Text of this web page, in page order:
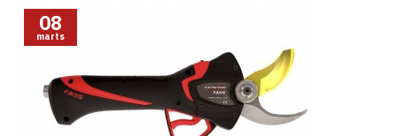
08
marts